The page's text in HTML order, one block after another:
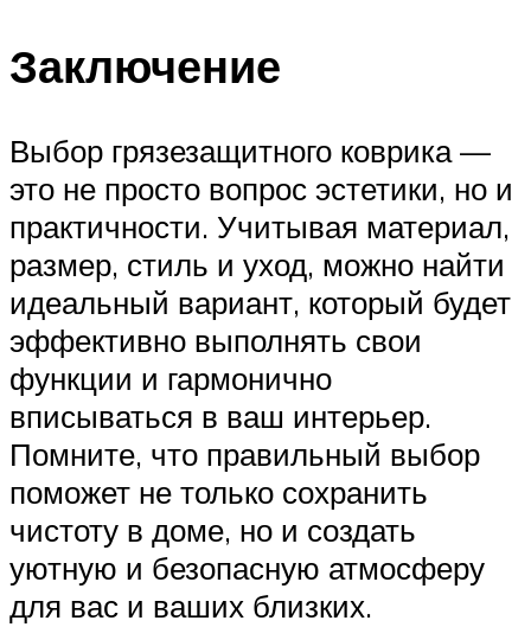
Заключение
Выбор грязезащитного коврика —
это не просто вопрос эстетики, но и
практичности. Учитывая материал,
размер, стиль и уход, можно найти
идеальный вариант, который будет
эффективно выполнять свои
функции и гармонично
вписываться в ваш интерьер.
Помните, что правильный выбор
поможет не только сохранить
чистоту в доме, но и создать
уютную и безопасную атмосферу
для вас и ваших близких.